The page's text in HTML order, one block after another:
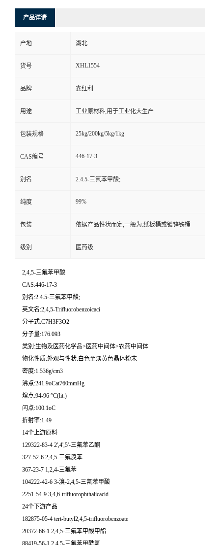
产品详请
产地 湖北
货号 XHL1554
品牌 鑫红利
用途 工业原材料,用于工业化大生产
包装规格 25kg/200kg/5kg/1kg
CAS编号 446-17-3
别名 2.4.5-三氟苯甲酸;
纯度 99%
包装 依据产品性状而定,一般为:纸板桶或镀锌铁桶
级别 医药级
2,4,5-三氟苯甲酸
CAS:446-17-3
别名:2.4.5-三氟苯甲酸;
英文名:2,4,5-Trifluorobenzoicaci
分子式:C7H3F3O2
分子量:176.093
类别:生物及医药化学品>医药中间体>农药中间体
物化性质:外观与性状:白色至淡黄色晶体粉末
密度:1.536g/cm3
沸点:241.9oCat760mmHg
熔点:94-96 °C(lit.)
闪点:100.1oC
折射率:1.49
14个上游原料
129322-83-4 2',4',5'-三氟苯乙酮
327-52-6 2,4,5-三氟溴苯
367-23-7 1,2,4-三氟苯
104222-42-6 3-溴-2,4,5-三氟苯甲酸
2251-54-9 3,4,6-trifluorophthalicacid
24个下游产品
182875-05-4 tert-butyl2,4,5-trifluorobenzoate
20372-66-1 2,4,5-三氟苯甲酸甲酯